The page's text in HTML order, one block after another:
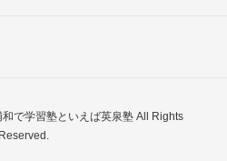
で学習塾といえば英泉塾 All Rights
Reserved.